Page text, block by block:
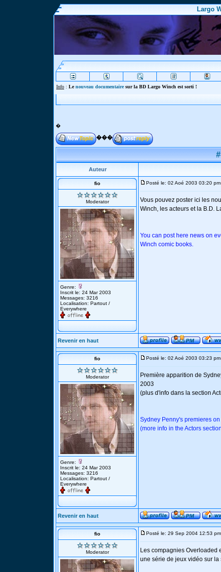
Largo
Info : Lenouveau documentairesur la BD Largo Winch est sorti !
�
���
Auteur
fio
Moderator
Genre:
Inscrit le: 24 Mar 2003
Messages: 3216
Localisation: Partout /
Everywhere
Posté le: 02 Aoé 2003 03:20 pm
Vous pouvez poster ici les
Winch, les acteurs et la B.D.
You can post here news on
Winch comic books.
Revenir en haut
fio
Moderator
Genre:
Inscrit le: 24 Mar 2003
Messages: 3216
Localisation: Partout /
Everywhere
Posté le: 02 Aoé 2003 03:23 pm
Première apparition de
2003
(plus d'info dans la section
Sydney Penny's premieres
(more info in the Actors
Revenir en haut
fio
Moderator
Posté le: 29 Sep 2004 12:53 pm
Les compagnies Overloaded
une série de jeux vidéo sur